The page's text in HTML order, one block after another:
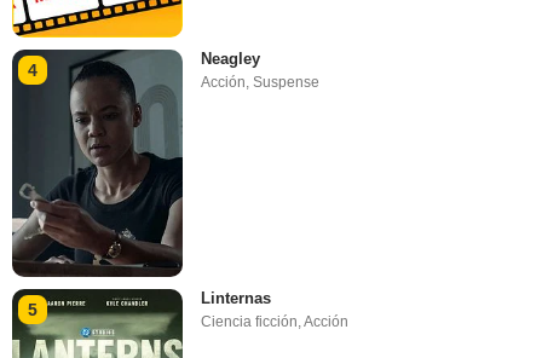
4
Neagley
Acción ,Suspense
5
Linternas
Ciencia ficción,Acción